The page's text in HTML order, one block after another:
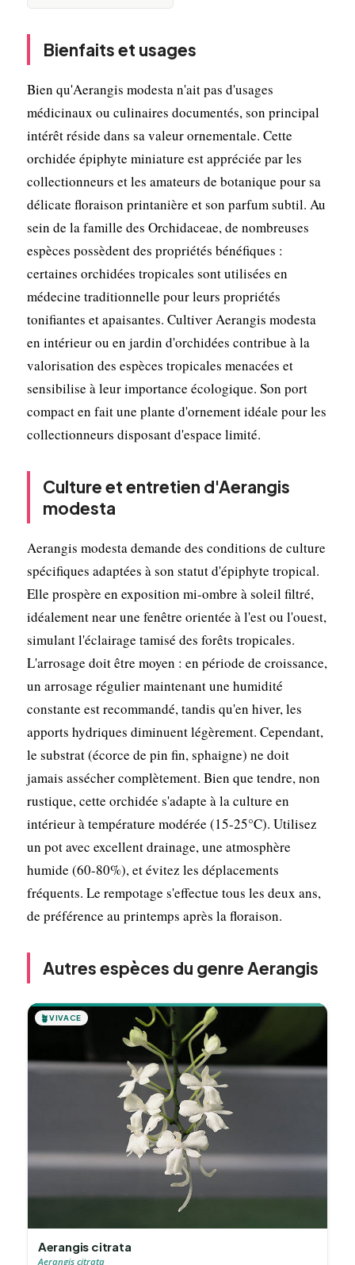
Bienfaits et usages
Bien qu'Aerangis modesta n'ait pas d'usages
médicinaux ou culinaires documentés, son principal
intérêt réside dans sa valeur ornementale. Cette
orchidée épiphyte miniature est appréciée par les
collectionneurs et les amateurs de botanique pour sa
délicate floraison printanière et son parfum subtil. Au
sein de la famille des Orchidaceae, de nombreuses
espèces possèdent des propriétés bénéfiques :
certaines orchidées tropicales sont utilisées en
médecine traditionnelle pour leurs propriétés
tonifiantes et apaisantes. Cultiver Aerangis modesta
en intérieur ou en jardin d'orchidées contribue à la
valorisation des espèces tropicales menacées et
sensibilise à leur importance écologique. Son port
compact en fait une plante d'ornement idéale pour les
collectionneurs disposant d'espace limité.
Culture et entretien d'Aerangis
modesta
Aerangis modesta demande des conditions de culture
spécifiques adaptées à son statut d'épiphyte tropical.
Elle prospère en exposition mi-ombre à soleil filtré,
idéalement near une fenêtre orientée à l'est ou l'ouest,
simulant l'éclairage tamisé des forêts tropicales.
L'arrosage doit être moyen : en période de croissance,
un arrosage régulier maintenant une humidité
constante est recommandé, tandis qu'en hiver, les
apports hydriques diminuent légèrement. Cependant,
le substrat (écorce de pin fin, sphaigne) ne doit
jamais assécher complètement. Bien que tendre, non
rustique, cette orchidée s'adapte à la culture en
intérieur à température modérée (15-25°C). Utilisez
un pot avec excellent drainage, une atmosphère
humide (60-80%), et évitez les déplacements
fréquents. Le rempotage s'effectue tous les deux ans,
de préférence au printemps après la floraison.
Autres espèces du genre Aerangis
🪴VIVACE
Aerangis citrata
Aerangis citrata